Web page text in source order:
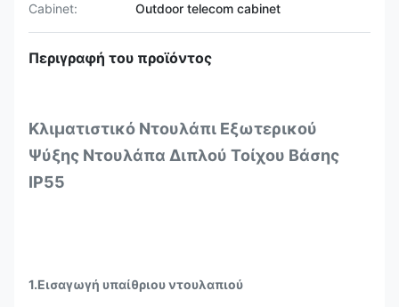
Cabinet:
Outdoor telecom cabinet
Περιγραφή του προϊόντος
Κλιματιστικό Ντουλάπι Εξωτερικού
Ψύξης Ντουλάπα Διπλού Τοίχου Βάσης
IP55
1.Εισαγωγή υπαίθριου ντουλαπιού